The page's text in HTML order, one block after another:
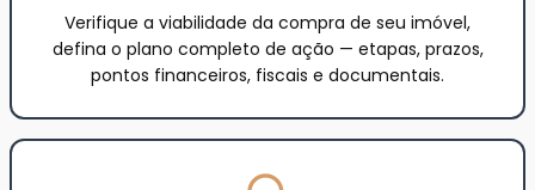
Verifique a viabilidade da compra de seu imóvel,
defina o plano completo de ação — etapas, prazos,
pontos financeiros, fiscais e documentais.